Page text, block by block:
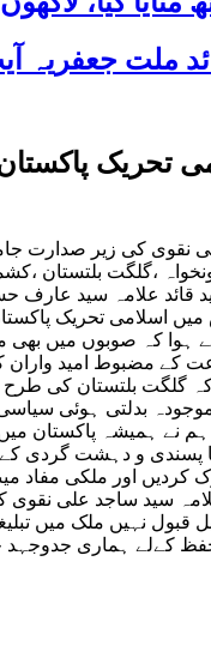
لینے کااعلان
کی زیر صدارت
،گلگت بلتستان
علامہ سید عارف
اسلامی تحریک
طے ہوا کہ صوبوں میں
کے مضبوط امید واران
گلگت بلتستان کی
بدلتی ہوئی
پاکستان میں
پسندی و دہشت گردی
کردیں اور ملکی
سید ساجد علی نقوی
نہیں ملک میں
تحفظ کےلے ہماری